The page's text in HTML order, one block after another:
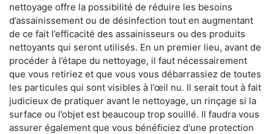
nettoyage offre la possibilité de réduire les besoins
d’assainissement ou de désinfection tout en augmentant
de ce fait l’efficacité des assainisseurs ou des produits
nettoyants qui seront utilisés. En un premier lieu, avant de
procéder à l’étape du nettoyage, il faut nécessairement
que vous retiriez et que vous vous débarrassiez de toutes
les particules qui sont visibles à l’œil nu. Il serait tout à fait
judicieux de pratiquer avant le nettoyage, un rinçage si la
surface ou l’objet est beaucoup trop souillé. Il faudra vous
assurer également que vous bénéficiez d'une protection